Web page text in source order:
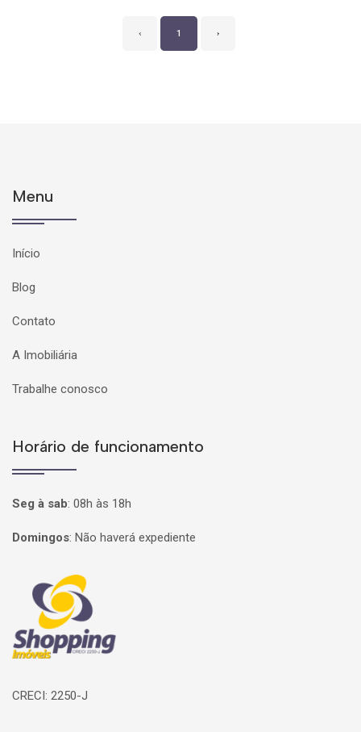
‹ 1 ›
Menu
Início
Blog
Contato
A Imobiliária
Trabalhe conosco
Horário de funcionamento
Seg à sab: 08h às 18h
Domingos: Não haverá expediente
Página inicial
CRECI: 2250-J